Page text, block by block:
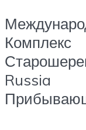
Комплекс
Russia